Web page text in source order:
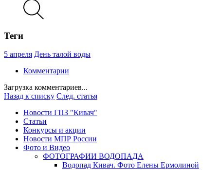
Теги
5 апреля День талой воды
Комментарии
Загрузка комментариев...
Назад к списку След. статья
Новости ГПЗ "Кивач"
Статьи
Конкурсы и акции
Новости МПР России
Фото и Видео
ФОТОГРАФИИ ВОДОПАДА
Водопад Кивач. Фото Елены Ермолиной